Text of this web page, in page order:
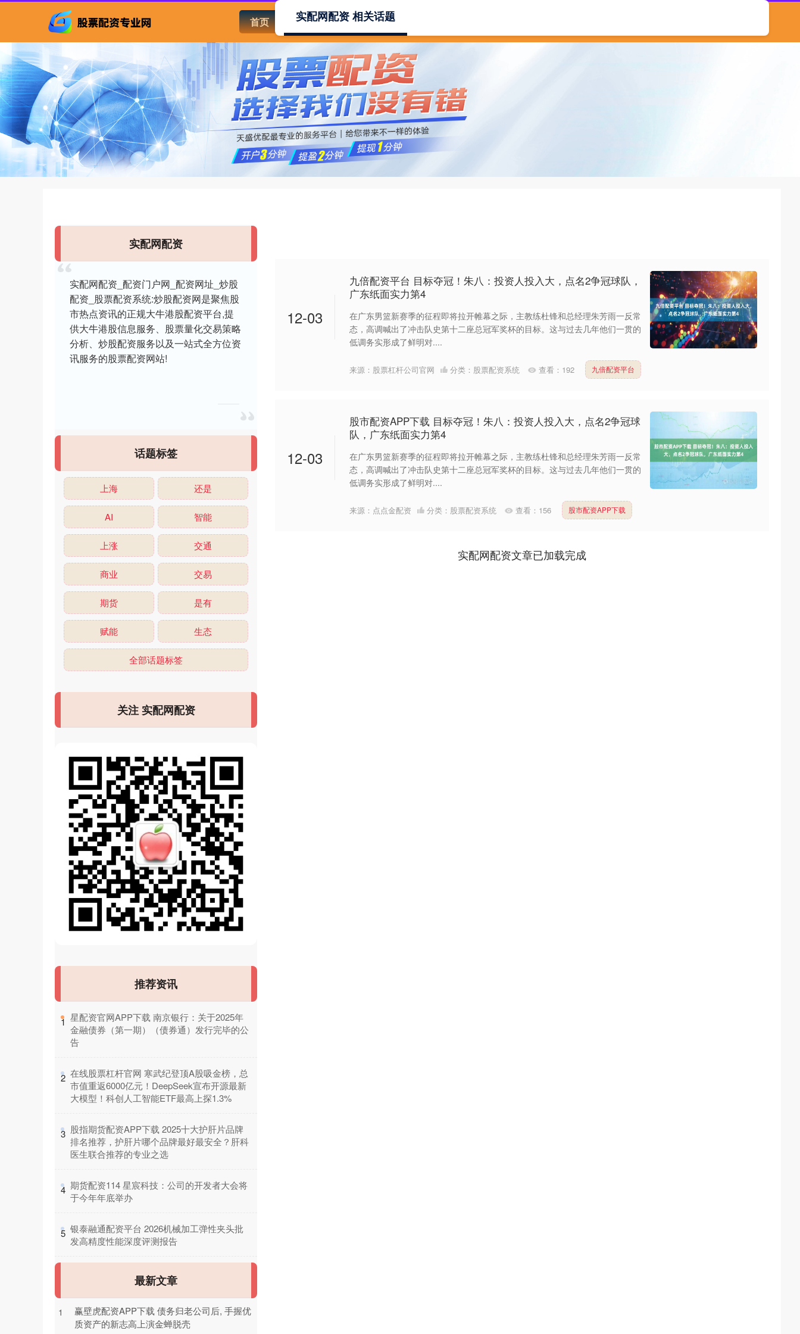
首页 实配网配资 配资门户网
实配网配资 相关话题
12-03
九倍配资平台 目标夺冠！朱八：投资人投入大，点名2争冠球队，
广东纸面实力第4
在广东男篮新赛季的征程即将拉开帷幕之际，主教练杜锋和总经理朱芳雨一反常
态，高调喊出了冲击队史第十二座总冠军奖杯的目标。这与过去几年他们一贯的
低调务实形成了鲜明对....
来源：股票杠杆公司官网 分类： 股票配资系统 查看： 192 九倍配资平台
12-03
股市配资APP下载 目标夺冠！朱八：投资人投入大，点名2争冠球
队，广东纸面实力第4
在广东男篮新赛季的征程即将拉开帷幕之际，主教练杜锋和总经理朱芳雨一反常
态，高调喊出了冲击队史第十二座总冠军奖杯的目标。这与过去几年他们一贯的
低调务实形成了鲜明对....
来源：点点金配资 分类： 股票配资系统 查看： 156 股市配资APP下载
实配网配资文章已加载完成
实配网配资
实配网配资_配资门户网_配资网址_炒股
配资_股票配资系统:炒股配资网是聚焦股
市热点资讯的正规大牛港股配资平台,提
供大牛港股信息服务、股票量化交易策略
分析、炒股配资服务以及一站式全方位资
讯服务的股票配资网站!
话题标签
上海 还是
AI 智能
上涨 交通
商业 交易
期货 是有
赋能 生态
全部话题标签
关注 实配网配资
推荐资讯
1 ​星配资官网APP下载 南京银行：关于2025年
金融债券（第一期）（债券通）发行完毕的公
告
2 ​在线股票杠杆官网 寒武纪登顶A股吸金榜，总
市值重返6000亿元！DeepSeek宣布开源最新
大模型！科创人工智能ETF最高上探1.3%
3 ​股指期货配资APP下载 2025十大护肝片品牌
排名推荐，护肝片哪个品牌最好最安全？肝科
医生联合推荐的专业之选
4 ​期货配资114 星宸科技：公司的开发者大会将
于今年年底举办
5 ​银泰融通配资平台 2026机械加工弹性夹头批
发高精度性能深度评测报告
最新文章
1
赢壁虎配资APP下载 债务归老公司后, 手握优
质资产的新志高上演金蝉脱壳